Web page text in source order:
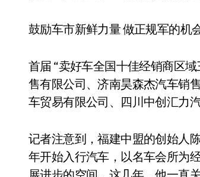
鼓励车市新鲜力量 做正规军的机
首届 “卖好车全国十佳经销商区
售有限公司、济南昊森杰汽车销
车贸易有限公司、四川中创汇力
记者注意到，福建中盟的创始人
年开始入行汽车，以名车会所为